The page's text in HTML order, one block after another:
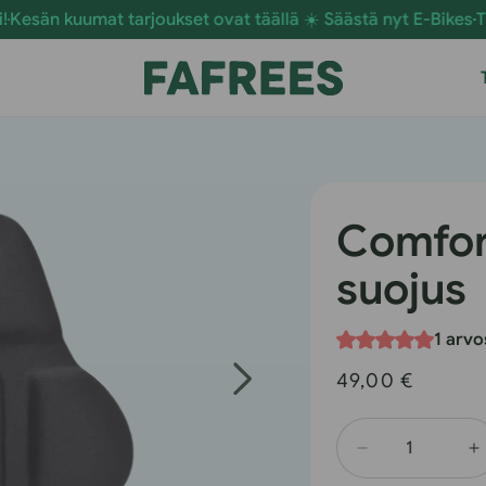
kuumat tarjoukset ovat täällä ☀️ Säästä nyt E-BikesTilaa
suojus
1
Normaalihinta
49,00 €
Vähennä